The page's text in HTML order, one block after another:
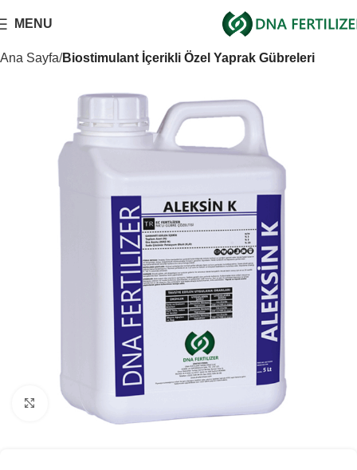
MENU
Ana Sayfa Biostimulant İçerikli Özel Yaprak Gübreleri
Büyük resim göster